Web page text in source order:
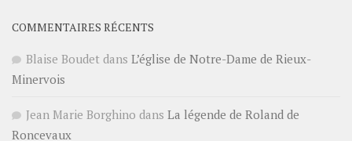
COMMENTAIRES RÉCENTS
Blaise Boudet dans L’église de Notre-Dame de Rieux-
Minervois
Jean Marie Borghino dans La légende de Roland de
Roncevaux